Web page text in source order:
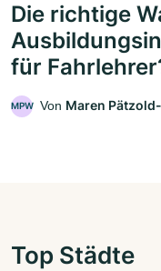
Die richtige
für
MPW Von Maren
Top Städte